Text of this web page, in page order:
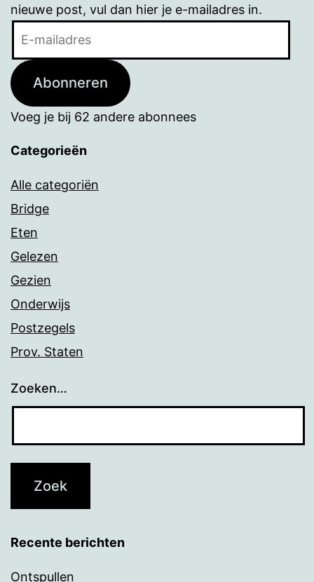
nieuwe post, vul dan hier je e-mailadres in.
Abonneren
Voeg je bij 62 andere abonnees
Categorieën
Alle categoriën
Bridge
Eten
Gelezen
Gezien
Onderwijs
Postzegels
Prov. Staten
Zoeken…
Recente berichten
Ontspullen